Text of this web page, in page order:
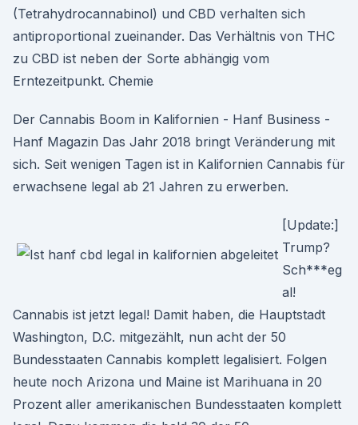
(Tetrahydrocannabinol) und CBD verhalten sich
antiproportional zueinander. Das Verhältnis von THC
zu CBD ist neben der Sorte abhängig vom
Erntezeitpunkt. Chemie
Der Cannabis Boom in Kalifornien - Hanf Business -
Hanf Magazin Das Jahr 2018 bringt Veränderung mit
sich. Seit wenigen Tagen ist in Kalifornien Cannabis für
erwachsene legal ab 21 Jahren zu erwerben.
[Update:]
Trump?
Sch***eg
al!
Cannabis ist jetzt legal! Damit haben, die Hauptstadt
Washington, D.C. mitgezählt, nun acht der 50
Bundesstaaten Cannabis komplett legalisiert. Folgen
heute noch Arizona und Maine ist Marihuana in 20
Prozent aller amerikanischen Bundesstaaten komplett